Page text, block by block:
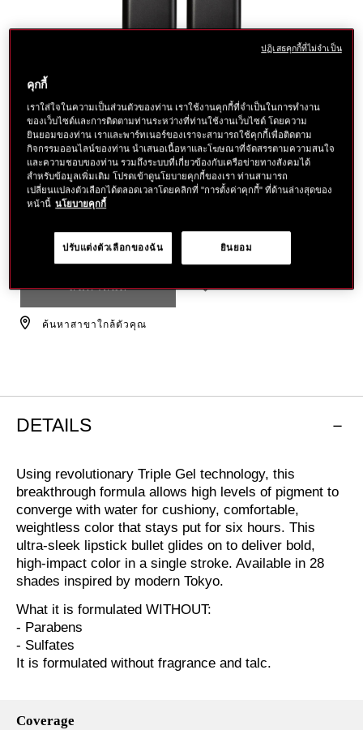
ราย
ละเอียด
https://www.shiseido.co.th/th/shiseido-
visionairy-
gel-
lipstick-
1011519810.html
ลำดับ
สินค้า
1011480110SHI
แบบ
อื่น
ๆ
Select color:
พบกับลิปสติกเนื้อเจล สีติดทน เบาบาง หลากหลายสีสัน พร้อมให้
ความชุ่มชื่นด้วยเทคโนโลยี Triple Gel
฿ 950 tax inc.
อื่น
ๆ
การ
สินค้าหมด
ค้นหาสาขาใกล้ตัวคุณ
DETAILS
Using revolutionary Triple Gel technology, this
breakthrough formula allows high levels of pigment to
converge with water for cushiony, comfortable,
weightless color that stays put for six hours. This
ultra-sleek lipstick bullet glides on to deliver bold,
high-impact color in a single stroke. Available in 28
shades inspired by modern Tokyo.
What it is formulated WITHOUT:
- Parabens
- Sulfates
It is formulated without fragrance and talc.
Coverage
คุกกี้
เราใส่ใจในความเป็นส่วนตัวของท่าน เราใช้งานคุกกี้ที่จำเป็นในการทำงาน
ของเว็บไซต์และการติดตามท่านระหว่างที่ท่านใช้งานเว็บไซต์ โดยความ
ยินยอมของท่าน เราและพาร์ทเนอร์ของเราจะสามารถใช้คุกกี้เพื่อติดตาม
กิจกรรมออนไลน์ของท่าน นำเสนอเนื้อหาและโฆษณาที่จัดสรรตามความสนใจ
และความชอบของท่าน รวมถึงระบบที่เกี่ยวข้องกับเครือข่ายทางสังคมได้
สำหรับข้อมูลเพิ่มเติม โปรดเข้าดูนโยบายคุกกี้ของเรา ท่านสามารถ
เปลี่ยนแปลงตัวเลือกได้ตลอดเวลาโดยคลิกที่ "การตั้งค่าคุกกี้" ที่ด้านล่างสุดของ
หน้านี้ นโยบายคุกกี้
ยินยอม
ปรับแต่งตัวเลือกของฉัน
ปฏิเสธคุกกี้ที่ไม่จำเป็น